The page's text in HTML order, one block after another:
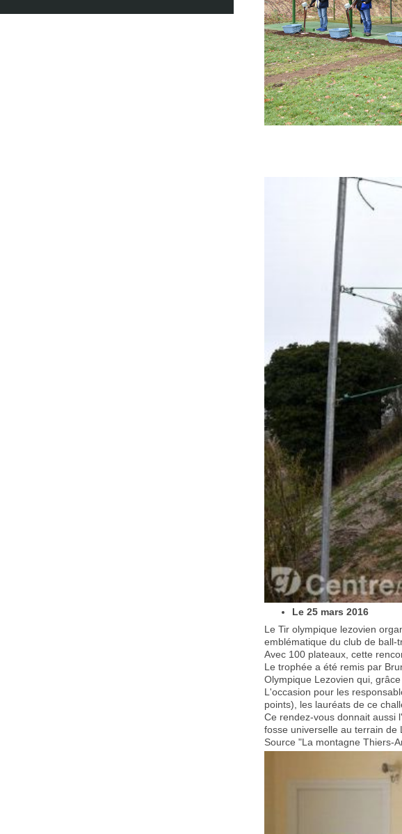
Le 25 mars 2016
Le Tir olympique lezovien
emblématique du club de ball-
Avec 100 plateaux, cette
Le trophée a été remis par
Olympique Lezovien qui,
L'occasion pour les
points), les lauréats de ce
Ce rendez-vous donnait aussi
fosse universelle au terrain de
Source "La montagne Thiers-